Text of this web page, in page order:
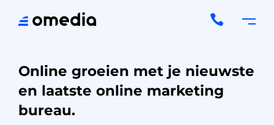

Online groeien met je nieuwste
en laatste online marketing
bureau.